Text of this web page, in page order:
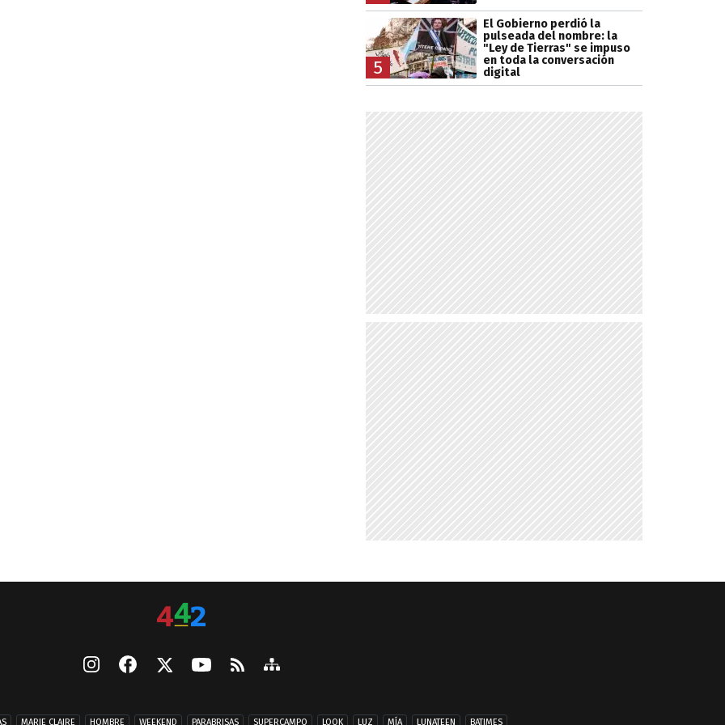
5
El Gobierno perdió la
pulseada del nombre: la
"Ley de Tierras" se impuso
en toda la conversación
digital
MARIE CLAIRE HOMBRE WEEKEND PARABRISAS SUPERCAMPO LOOK LUZ MÍA LUNATEEN BATIMES